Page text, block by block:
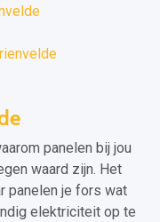
panelen bij jou
waard zijn. Het
panelen je fors wat
elektriciteit op te